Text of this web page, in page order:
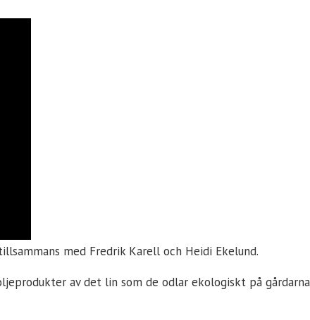
med Fredrik Karell och Heidi Ekelund.
av det lin som de odlar ekologiskt på